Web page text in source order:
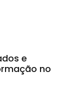
e
no